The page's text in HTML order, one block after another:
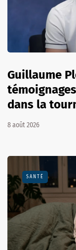
Guillaume
dans la
8 août 2026
SANTÉ